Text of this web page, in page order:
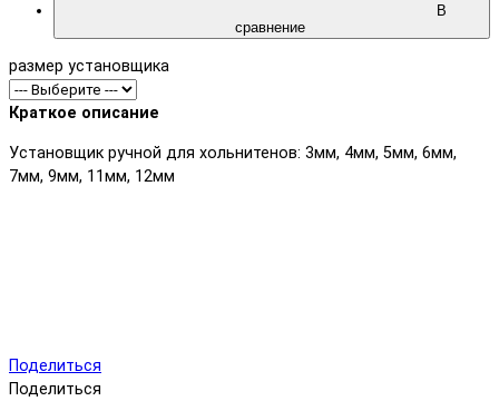
В
сравнение
размер установщика
Краткое описание
Установщик ручной для хольнитенов: 3мм, 4мм, 5мм, 6мм,
7мм, 9мм, 11мм, 12мм
Поделиться
Поделиться